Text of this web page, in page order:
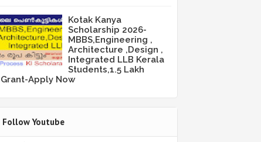
Kotak Kanya
Scholarship 2026-
MBBS,Engineering ,
Architecture ,Design ,
Integrated LLB Kerala
Students,1.5 Lakh
Grant-Apply Now
Follow Youtube